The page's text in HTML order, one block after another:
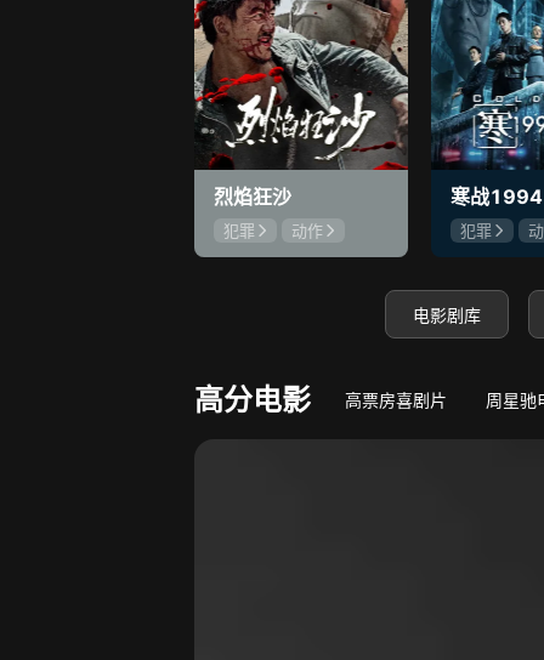
共62集
心动误差 8.2
错睡总裁，蓄谋闪婚！ 守底线，方能
烈焰狂沙
犯罪
动作
刘俊孝
康磊
寒战1994
犯罪
吴彦祖
电影剧库
高分电影 高票房喜剧片 周星驰